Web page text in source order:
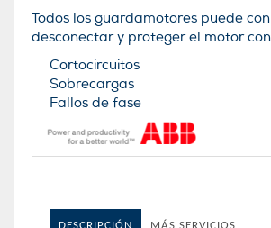
Todos los guardamotores puede
desconectar y proteger el motor
Cortocircuitos
Sobrecargas
Fallos de fase